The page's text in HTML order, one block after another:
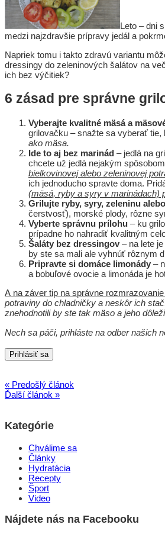
Leto – dni
medzi najzdravšie prípravy jedál a
Napriek tomu i takto zdravú variantu
dressingy do zeleninových šalátov na
ich bez výčitiek?
6 zásad pre správne
Vyberajte kvalitné mäsá a
grilovačku – snažte sa vyberať
ako mäsa.
Ide to aj bez marinád – jedlá na
chcete už jedlá nejakým
bielkovinovej alebo zeleninovej
ich jednoducho spravte doma.
(mäsá, ryby a syry v marinádach)
Grilujte ryby, syry, zeleninu
čerstvosť), morské plody, rôzne
Vyberte správnu prílohu – ku
prípadne ho nahradiť kvalitným
Šaláty bez dressingov – na lete
by ste sa mali ale vyhnúť rôznym
Pripravte si domáce limonády –
a bobuľové ovocie a limonáda je
A na záver tip na správne
potraviny do chladničky a neskôr ich
znehodnotili by ste tak mäso a jeho
Nech sa páči, prihláste na odber našich
« Predošlý článok
Ďalší článok »
Kategórie
Chválime sa
Články
Hydratácia
Recepty
Šport
Video
Nájdete nás na Facebooku